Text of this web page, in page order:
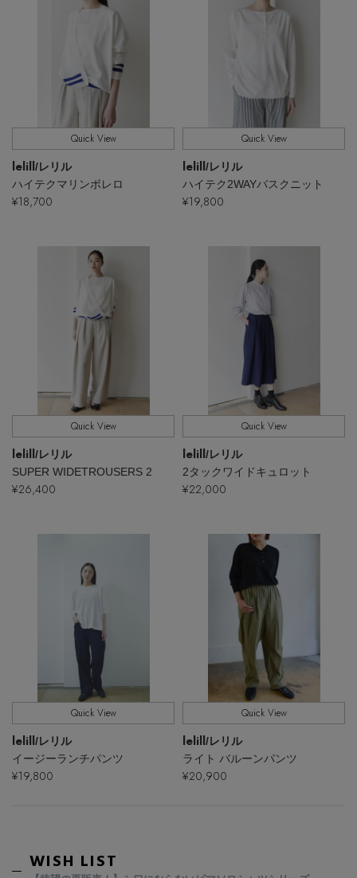
【エディターズ・エッセンシャル】
ベーシックとトレンドが交差する16の名品
Stay in the Loop
ELLE SHOP 公式アプリ
した。ボタンをカシュクール留めにして、引き締めて着
方で印象を変えられるのも、ハイテクボレロならでは。
Quick View
lelill/レリル
ハイテクマリンボレロ
¥18,700
Quick View
lelill/レリル
ハイテク2WAYバスクニット
¥19,800
Quick View
lelill/レリル
SUPER WIDETROUSERS 2
¥26,400
Quick View
lelill/レリル
2タックワイドキュロット
¥22,000
Quick View
lelill/レリル
イージーランチパンツ
¥19,800
Quick View
lelill/レリル
ライト バルーンパンツ
¥20,900
WISH LIST